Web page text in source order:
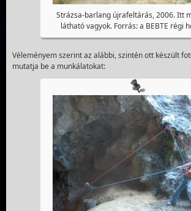
Strázsa-barlang újrafeltárás, 2006. Itt
látható vagyok. Forrás: a BEBTE régi
Véleményem szerint az alábbi, szintén ott készült
mutatja be a munkálatokat: